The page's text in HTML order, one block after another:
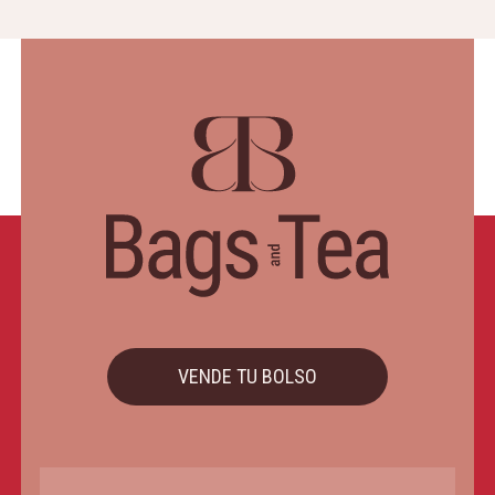
VENDE TU BOLSO